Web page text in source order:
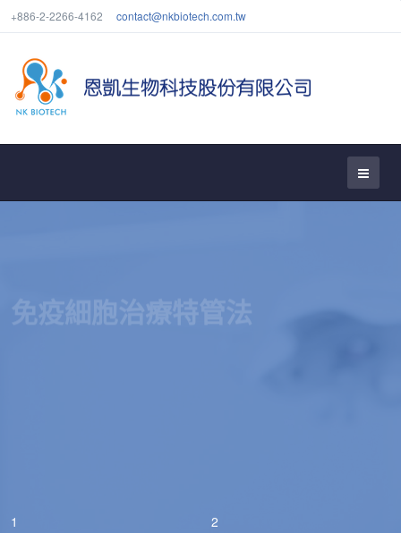
+886-2-2266-4162 contact@nkbiotech.com.tw
免疫細胞治療特管法